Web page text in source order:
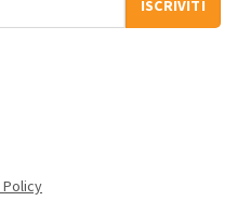
ISCRIVITI